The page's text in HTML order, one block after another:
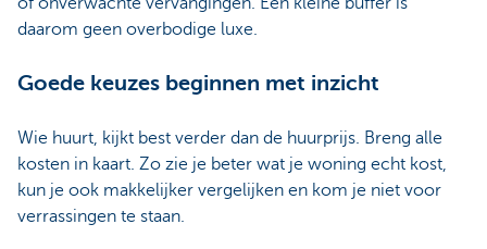
daarom geen overbodige luxe.
Goede keuzes beginnen met inzicht
Wie huurt, kijkt best verder dan de huurprijs. Breng alle
kosten in kaart. Zo zie je beter wat je woning echt kost,
kun je ook makkelijker vergelijken en kom je niet voor
verrassingen te staan.